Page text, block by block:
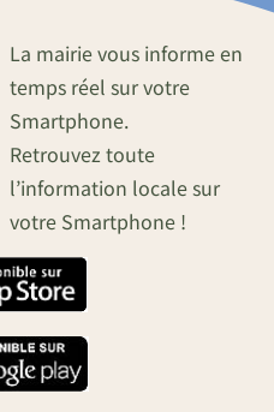
La mairie vous informe en
temps réel sur votre
Smartphone.
Retrouvez toute
l’information locale sur
votre Smartphone !